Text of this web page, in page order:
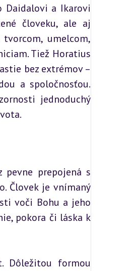
Daidalovi a Ikarovi
človeku, ale aj
umelcom,
Tiež Horatius
bez extrémov –
a spoločnosťou.
jednoduchý
pevne prepojená s
Človek je vnímaný
voči Bohu a jeho
pokora či láska k
Dôležitou formou